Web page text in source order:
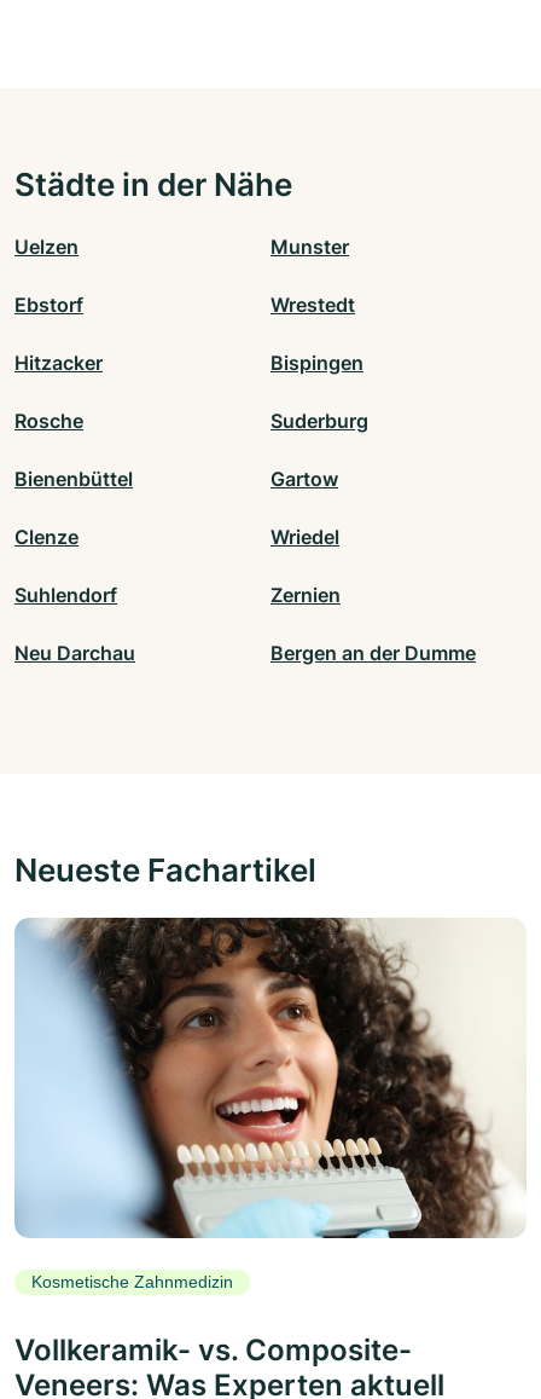
Städte in der Nähe
Uelzen Munster
Ebstorf Wrestedt
Hitzacker Bispingen
Rosche Suderburg
Bienenbüttel Gartow
Clenze Wriedel
Suhlendorf Zernien
Neu Darchau Bergen an der Dumme
Neueste Fachartikel
Kosmetische Zahnmedizin
Vollkeramik- vs. Composite-
Veneers: Was Experten aktuell